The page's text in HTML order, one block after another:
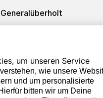
Generalüberholt